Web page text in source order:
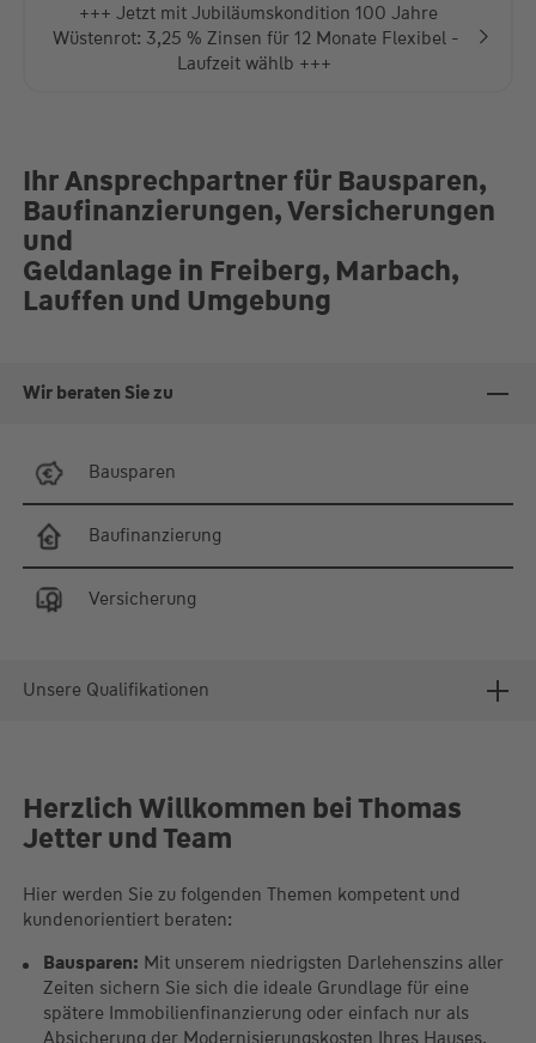
+++ Jetzt mit Jubiläumskondition 100 Jahre
Wüstenrot: 3,25 % Zinsen für 12 Monate Flexibel -
Laufzeit wählb +++
Ihr Ansprechpartner für Bausparen,
Baufinanzierungen, Versicherungen
und
Geldanlage in Freiberg, Marbach,
Lauffen und Umgebung
Wir beraten Sie zu
Bausparen
Baufinanzierung
Versicherung
Unsere Qualifikationen
Herzlich Willkommen bei Thomas
Jetter und Team
Hier werden Sie zu folgenden Themen kompetent und
kundenorientiert beraten:
Bausparen: Mit unserem niedrigsten Darlehenszins aller
Zeiten sichern Sie sich die ideale Grundlage für eine
spätere Immobilienfinanzierung oder einfach nur als